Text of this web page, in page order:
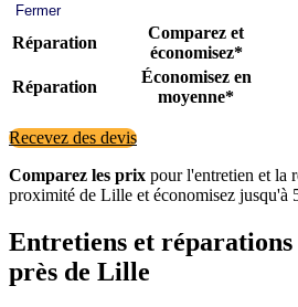
Fermer
Réparation
Comparez et
économisez*
Réparation
Économisez en
moyenne*
Recevez des devis
Comparez les prix pour l'entretien et la
proximité de Lille et économisez jusqu'à
Entretiens et
près de Lille